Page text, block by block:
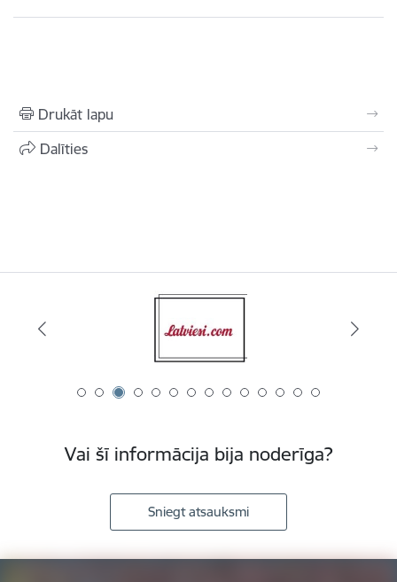
Drukāt lapu
Dalīties
Vai šī informācija bija noderīga?
Sniegt atsauksmi